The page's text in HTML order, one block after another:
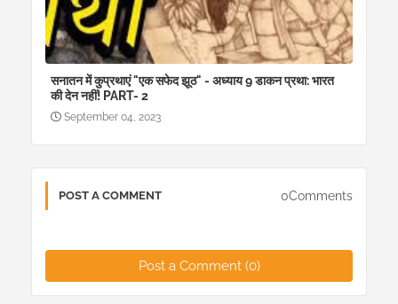
सनातन में कुप्रथाएं "एक सफेद झूठ" - अध्याय 9 डाकन प्रथा: भारत
की देन नहीं! PART- 2
September 04, 2023
POST A COMMENT 0Comments
Post a Comment (0)